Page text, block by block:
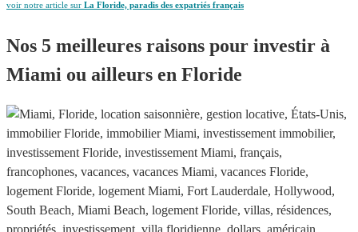
voir notre article sur La Floride, paradis des expatriés français
Nos 5 meilleures raisons pour investir à
Miami ou ailleurs en Floride